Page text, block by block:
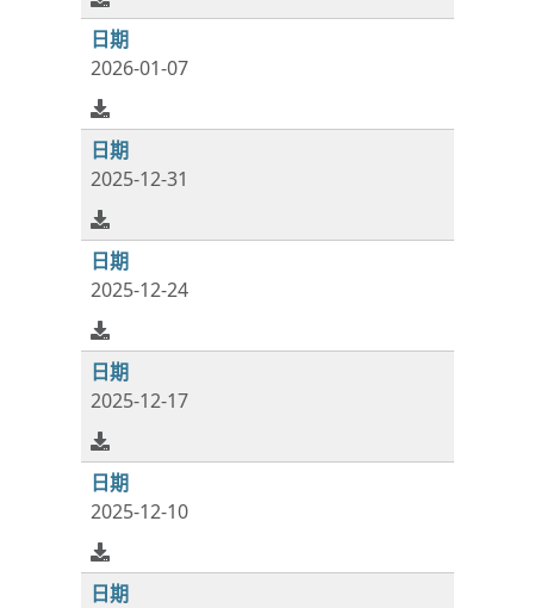
2026-01-07
2025-12-31
2025-12-24
2025-12-17
2025-12-10